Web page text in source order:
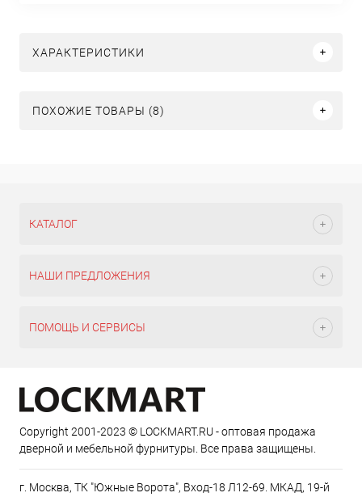
ХАРАКТЕРИСТИКИ
ПОХОЖИЕ ТОВАРЫ (8)
КАТАЛОГ
НАШИ ПРЕДЛОЖЕНИЯ
ПОМОЩЬ И СЕРВИСЫ
Copyright 2001-2023 © LOCKMART.RU - оптовая продажа
дверной и мебельной фурнитуры. Все права защищены.
г. Москва, ТК "Южные Ворота", Вход-18 Л12-69. МКАД, 19-й